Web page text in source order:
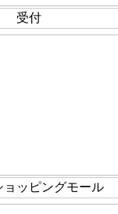
受付
ョッピングモール